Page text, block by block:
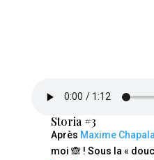
Storia #3
Après Maxime
moi 🙈 ! Sous la «